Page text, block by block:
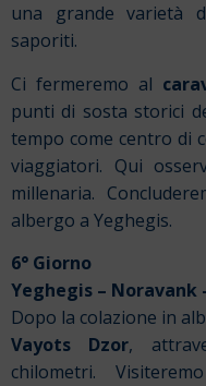
una grande varietà
saporiti.
Ci fermeremo al
punti di sosta storici
tempo come centro di
viaggiatori. Qui
millenaria.
albergo a Yeghegis.
6° Giorno
Yeghegis – Noravank
Dopo la colazione in
Vayots Dzor,
chilometri.